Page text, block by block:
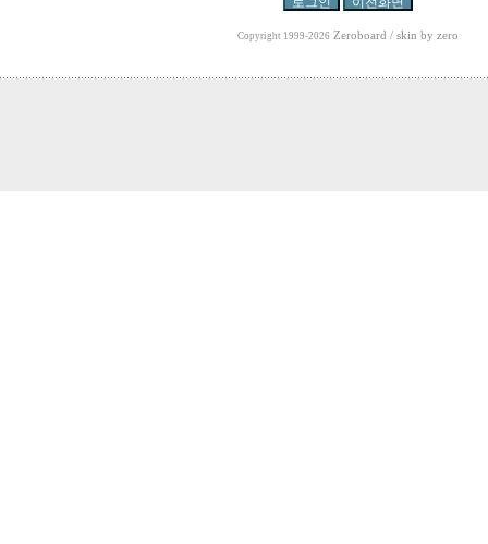
Copyright 1999-2026 Zeroboard / skin by zero